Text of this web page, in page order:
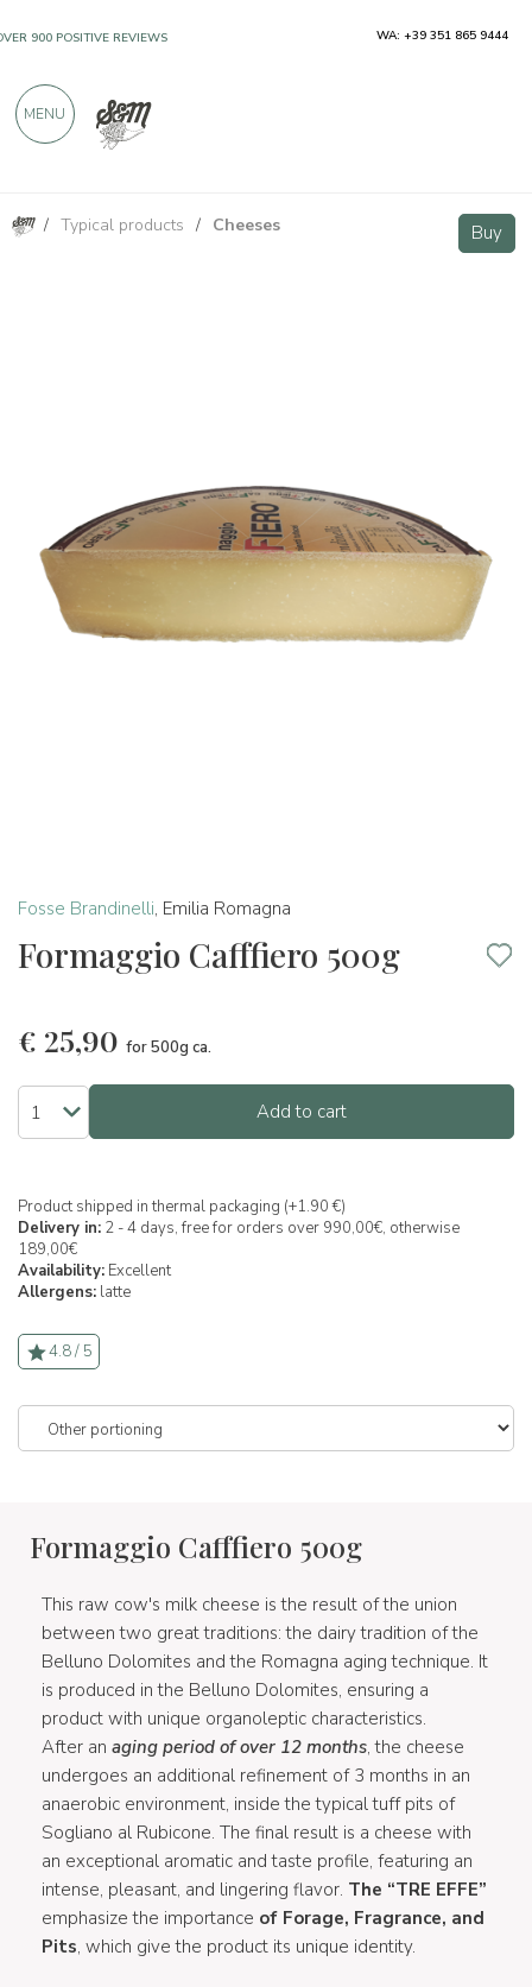
/ Typical products / Cheeses Buy
Fosse Brandinelli, Emilia Romagna
Formaggio Cafffiero 500g
€ 25,90 for 500g ca.
Add to cart
Product shipped in thermal packaging (+1.90 €)
Delivery in: 2 - 4 days, free for orders over 990,00€, otherwise
189,00€
Availability: Excellent
Allergens: latte
4.8 / 5
Formaggio Cafffiero 500g
This raw cow's milk cheese is the result of the union
between two great traditions: the dairy tradition of the
Belluno Dolomites and the Romagna aging technique. It
is produced in the Belluno Dolomites, ensuring a
product with unique organoleptic characteristics.
After an aging period of over 12 months, the cheese
undergoes an additional refinement of 3 months in an
anaerobic environment, inside the typical tuff pits of
Sogliano al Rubicone. The final result is a cheese with
an exceptional aromatic and taste profile, featuring an
intense, pleasant, and lingering flavor. The “TRE EFFE”
emphasize the importance of Forage, Fragrance, and
Pits, which give the product its unique identity.
Formaggio Cafffiero 500g Buy
900 POSITIVE REVIEWS WA: +39 351 865 9444
MENU